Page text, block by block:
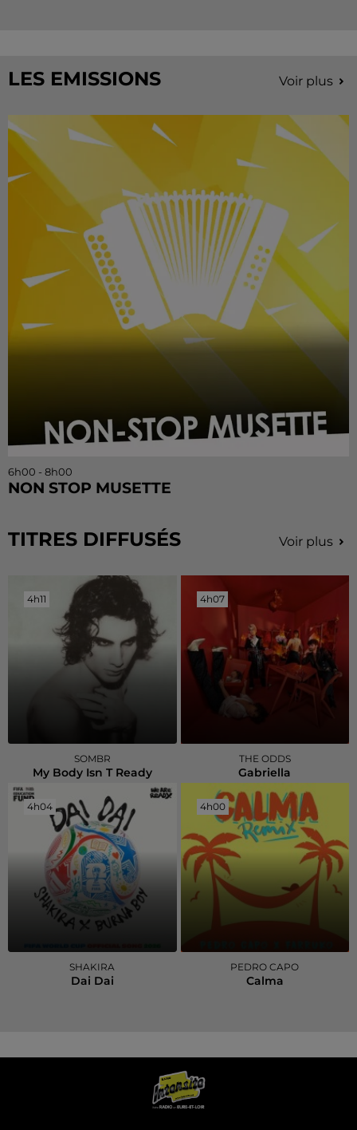
LES EMISSIONS Voir plus
6h00 - 8h00
NON STOP MUSETTE
TITRES DIFFUSÉS Voir plus
4h11
4h11
SOMBR
My Body Isn T Ready
4h07
4h07
THE ODDS
Gabriella
4h04
4h04
SHAKIRA
Dai Dai
4h00
4h00
PEDRO CAPO
Calma